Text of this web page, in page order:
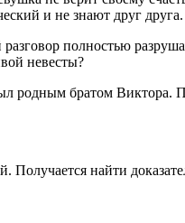
и не знают друг друга.
полностью
невесты?
братом Виктора.
найти